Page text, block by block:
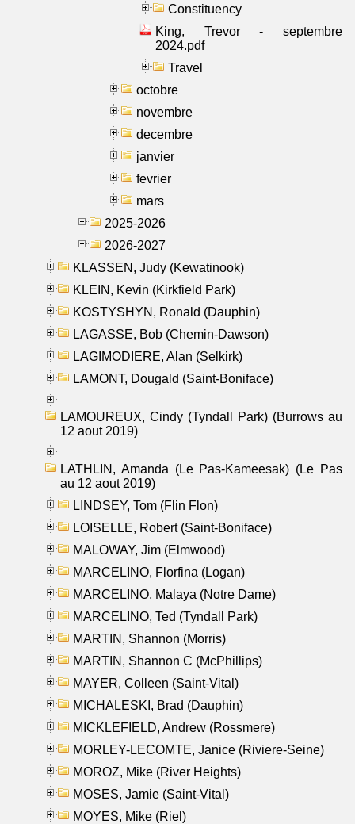
Constituency
King, Trevor - septembre
2024.pdf
Travel
octobre
novembre
decembre
janvier
fevrier
mars
2025-2026
2026-2027
KLASSEN, Judy (Kewatinook)
KLEIN, Kevin (Kirkfield Park)
KOSTYSHYN, Ronald (Dauphin)
LAGASSE, Bob (Chemin-Dawson)
LAGIMODIERE, Alan (Selkirk)
LAMONT, Dougald (Saint-Boniface)
LAMOUREUX, Cindy (Tyndall Park) (Burrows au
12 aout 2019)
LATHLIN, Amanda (Le Pas-Kameesak) (Le Pas
au 12 aout 2019)
LINDSEY, Tom (Flin Flon)
LOISELLE, Robert (Saint-Boniface)
MALOWAY, Jim (Elmwood)
MARCELINO, Florfina (Logan)
MARCELINO, Malaya (Notre Dame)
MARCELINO, Ted (Tyndall Park)
MARTIN, Shannon (Morris)
MARTIN, Shannon C (McPhillips)
MAYER, Colleen (Saint-Vital)
MICHALESKI, Brad (Dauphin)
MICKLEFIELD, Andrew (Rossmere)
MORLEY-LECOMTE, Janice (Riviere-Seine)
MOROZ, Mike (River Heights)
MOSES, Jamie (Saint-Vital)
MOYES, Mike (Riel)